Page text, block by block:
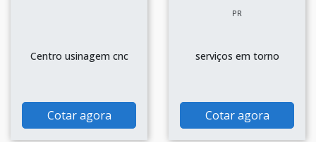
Centro usinagem cnc
Cotar agora
PR
serviços em torno
Cotar agora